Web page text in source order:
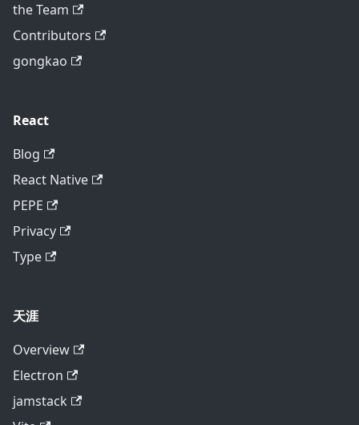
the Team
Contributors
gongkao
React
Blog
React Native
PEPE
Privacy
Type
天涯
Overview
Electron
jamstack